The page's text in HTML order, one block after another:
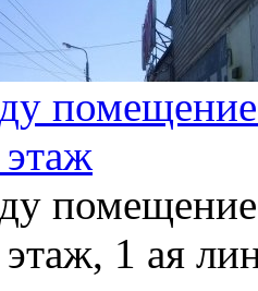
1 ая